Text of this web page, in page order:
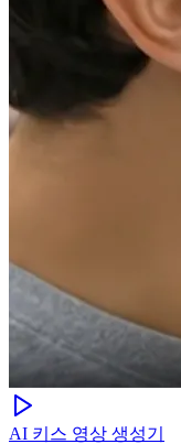
AI 키스 영상 생성기